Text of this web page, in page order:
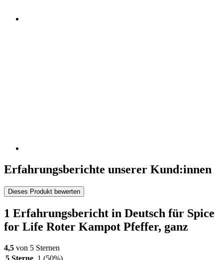
Erfahrungsberichte unserer Kund:innen
Dieses Produkt bewerten
1 Erfahrungsbericht in Deutsch für Spice
for Life Roter Kampot Pfeffer, ganz
4,5 von 5 Sternen
5 Sterne 1 (50%)